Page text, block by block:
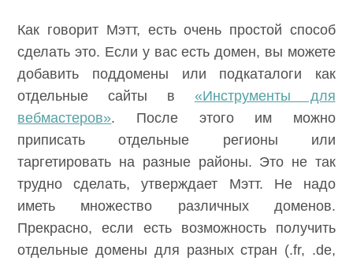
Как говорит Мэтт, есть очень простой способ
сделать это. Если у вас есть домен, вы
можете добавить поддомены или
подкаталоги как отдельные сайты в
«Инструменты для вебмастеров» . После
этого им можно приписать отдельные
регионы или таргетировать на разные
районы. Это не так трудно сделать,
утверждает Мэтт. Не надо иметь множество
различных доменов. Прекрасно, если есть
возможность получить отдельные домены